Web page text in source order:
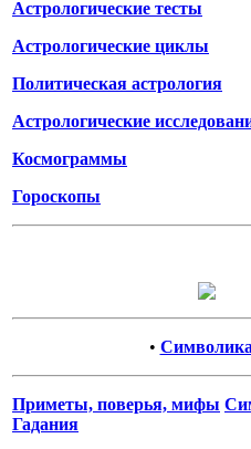
Астрологические тесты
Астрологические циклы
Политическая астрология
Астрологические
Космограммы
Гороскопы
• Символика
Приметы, поверья, мифы
Гадания